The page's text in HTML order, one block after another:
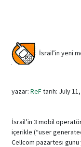
İsrail’in yeni
yazar: ReFtarih: July 11,
İsrail’in 3 mobil
içerikle (“user
Cellcom pazartesi günü